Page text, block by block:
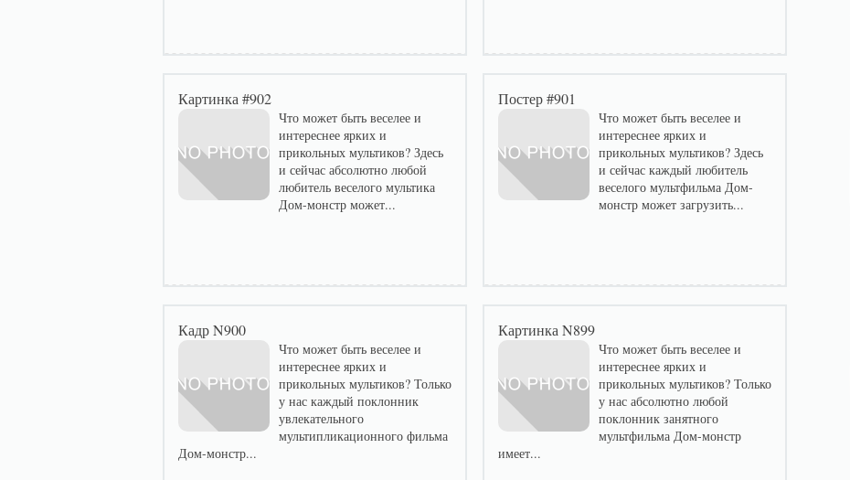
Картинка #902
Что может быть веселее и
интереснее ярких и
прикольных мультиков? Здесь
и сейчас абсолютно любой
любитель веселого мультика
Дом-монстр может...
Постер #901
Что может быть веселее и
интереснее ярких и
прикольных мультиков? Здесь
и сейчас каждый любитель
веселого мультфильма Дом-
монстр может загрузить...
Кадр N900
Что может быть веселее и
интереснее ярких и
прикольных мультиков? Только
у нас каждый поклонник
увлекательного
мультипликационного фильма
Дом-монстр...
Картинка N899
Что может быть веселее и
интереснее ярких и
прикольных мультиков? Только
у нас абсолютно любой
поклонник занятного
мультфильма Дом-монстр
имеет...